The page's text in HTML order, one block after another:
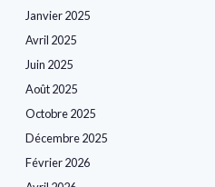
Janvier 2025
Avril 2025
Juin 2025
Août 2025
Octobre 2025
Décembre 2025
Février 2026